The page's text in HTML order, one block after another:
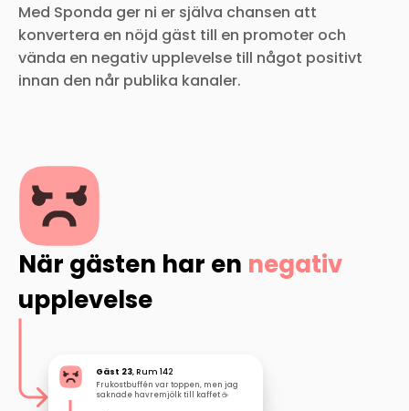
Med Sponda ger ni er själva chansen att
konvertera en nöjd gäst till en promoter och
vända en negativ upplevelse till något positivt
innan den når publika kanaler.
När gästen har en negativ
upplevelse
Gäst 23, Rum 142
Frukostbuffén var toppen, men jag
saknade havremjölk till kaffet ☕️